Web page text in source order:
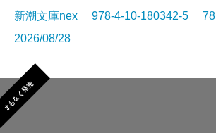
新潮文庫nex 978-4-10-180342-5
2026/08/28
まもなく発売